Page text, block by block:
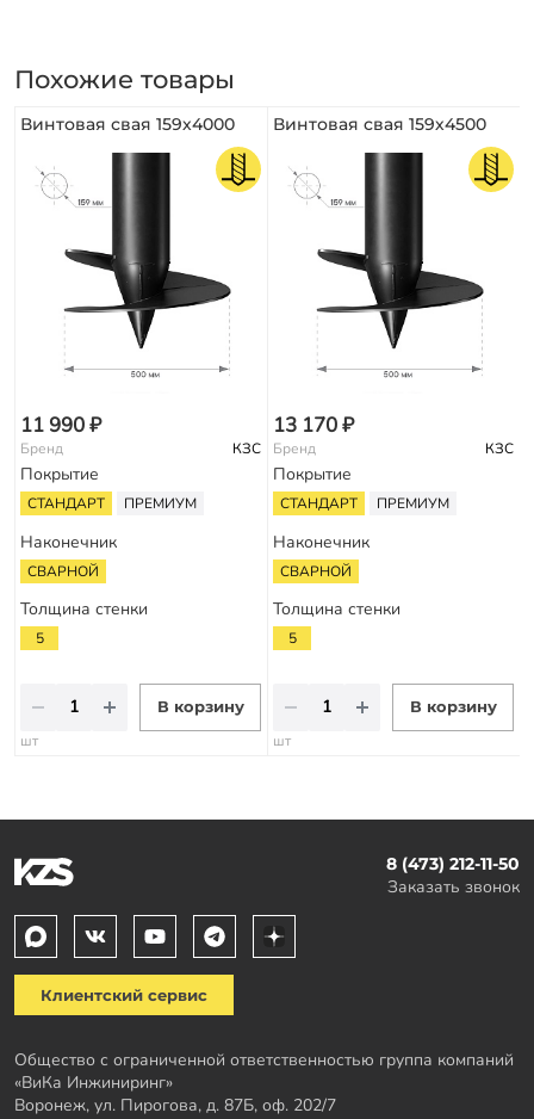
Похожие товары
Винтовая свая 159х4000
11 990 ₽
Бренд КЗС
Покрытие
СТАНДАРТ ПРЕМИУМ
Наконечник
СВАРНОЙ
Толщина стенки
5
В корзину
шт
Винтовая свая 159х4500
13 170 ₽
Бренд КЗС
Покрытие
СТАНДАРТ ПРЕМИУМ
Наконечник
СВАРНОЙ
Толщина стенки
5
В корзину
шт
8 (473) 212-11-50
Заказать звонок
Клиентский сервис
Общество с ограниченной ответственностью группа компаний
«ВиКа Инжиниринг»
Воронеж, ул. Пирогова, д. 87Б, оф. 202/7